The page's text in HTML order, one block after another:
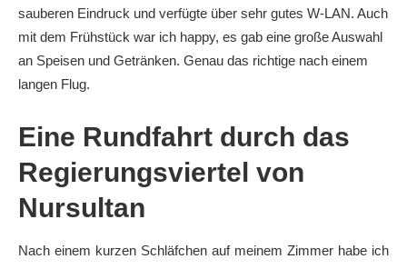
sauberen Eindruck und verfügte über sehr gutes W-LAN. Auch
mit dem Frühstück war ich happy, es gab eine große Auswahl
an Speisen und Getränken. Genau das richtige nach einem
langen Flug.
Eine Rundfahrt durch das
Regierungsviertel von
Nursultan
Nach einem kurzen Schläfchen auf meinem Zimmer habe ich